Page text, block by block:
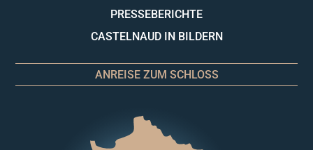
PRESSEBERICHTE
CASTELNAUD IN BILDERN
ANREISE ZUM SCHLOSS